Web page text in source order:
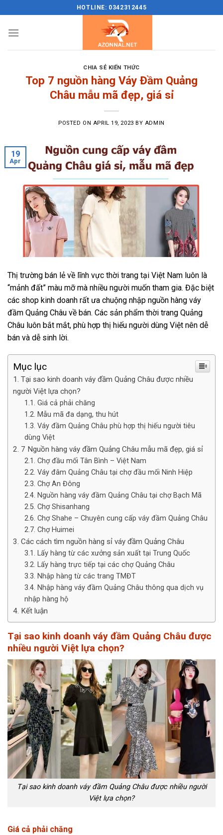
content
HOTLINE: 0342312445
CHIA SẺ KIẾN THỨC
Top 7 nguồn hàng Váy Đầm Quảng
Châu mẫu mã đẹp, giá sỉ
POSTED ON APRIL 19, 2023 BY ADMIN
19
Apr
Thị trường bán lẻ về lĩnh vực thời trang tại Việt Nam luôn là
“mảnh đất” màu mỡ mà nhiều người muốn tham gia. Đặc biệt
các shop kinh doanh rất ưa chuộng nhập nguồn hàng váy
đầm Quảng Châu về bán. Các sản phẩm thời trang Quảng
Châu luôn bắt mắt, phù hợp thị hiếu người dùng Việt nên dễ
bán và dễ sinh lời.
Mục lục
Tại sao kinh doanh váy đầm Quảng Châu được nhiều
người Việt lựa chọn?
Giá cả phải chăng
Mẫu mã đa dạng, thu hút
Váy đầm Quảng Châu phù hợp thị hiếu người tiêu
dùng Việt
7 Nguồn hàng váy đầm Quảng Châu mẫu mã đẹp, giá sỉ
Chợ đầu mối Tân Bình – Việt Nam
Váy đâm Quảng Châu tại chợ đầu mối Ninh Hiệp
Chợ An Đông
Nguồn hàng váy đầm Quảng Châu tại chợ Bạch Mã
Chợ Shisanhang
Chợ Shahe – Chuyên cung cấp váy đầm Quảng Châu
Chợ Huimei
Các cách tìm nguồn hàng sỉ váy đầm Quảng Châu
Lấy hàng từ các xưởng sản xuất tại Trung Quốc
Lấy hàng trực tiếp tại các chợ Quảng Châu
Nhập hàng từ các trang TMĐT
Nhập hàng váy đầm Quảng Châu thông qua dịch vụ
nhập hàng hộ
Kết luận
Tại sao kinh doanh váy đầm Quảng Châu được
nhiều người Việt lựa chọn?
Tại sao kinh doanh váy đầm Quảng Châu được nhiều người
Việt lựa chọn?
Giá cả phải chăng